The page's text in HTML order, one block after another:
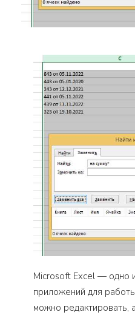
Microsoft Excel — одно
приложений для
можно редактировать,